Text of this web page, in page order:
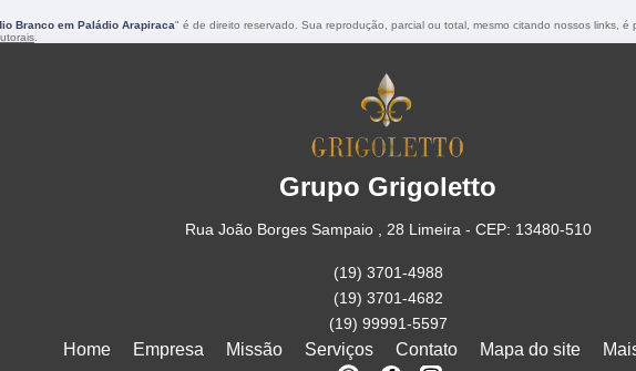
Branco em Paládio Arapiraca" é de direito reservado. Sua reprodução, parcial ou total, mesmo citando nossos links,
Grupo Grigoletto
Rua João Borges Sampaio , 28 Limeira - CEP: 13480-510
(19) 3701-4988
(19) 3701-4682
(19) 99991-5597
Home Empresa Missão Serviços Contato Mapa do site